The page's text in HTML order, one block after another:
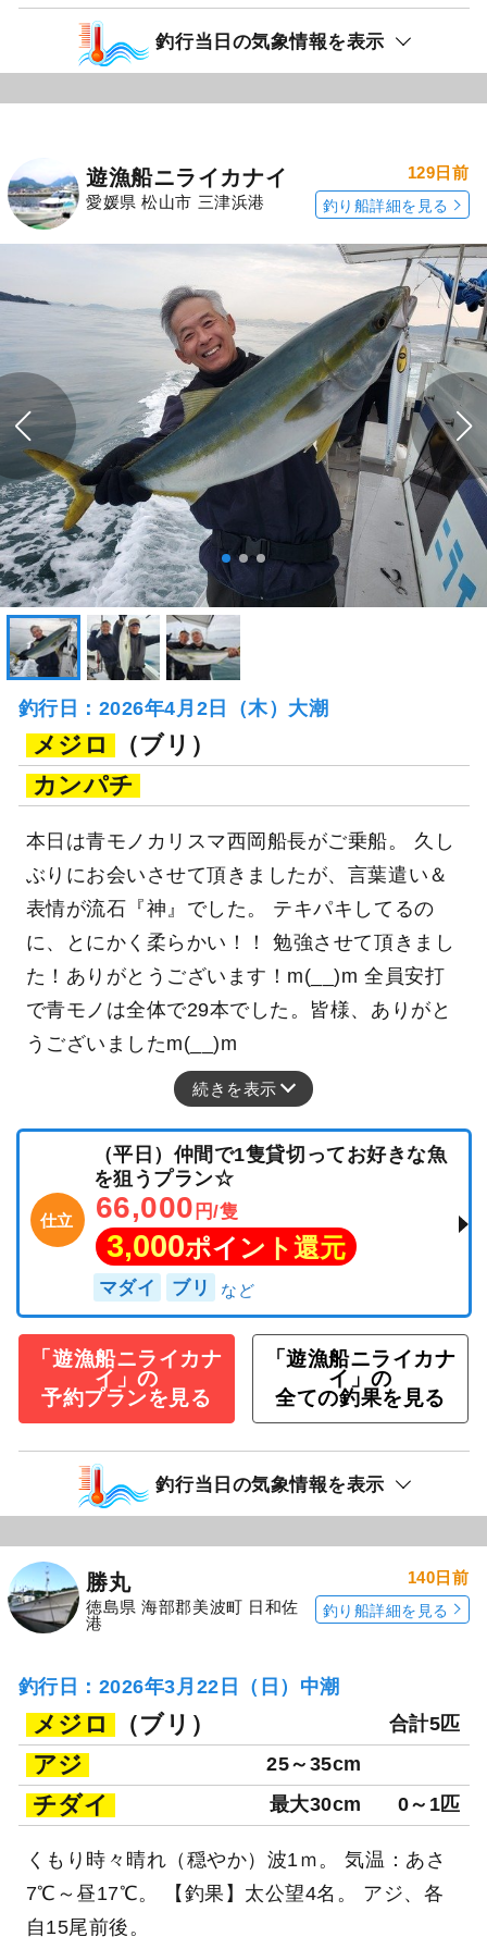
釣行当日の気象情報を表示
遊漁船ニライカナイ
愛媛県 松山市 三津浜港
129日前
釣り船詳細を見る
釣行日：2026年4月2日（木）大潮
メジロ
（ブリ）
カンパチ
本日は青モノカリスマ西岡船長がご乗船。 久し
ぶりにお会いさせて頂きましたが、言葉遣い＆
表情が流石『神』でした。 テキパキしてるの
に、とにかく柔らかい！！ 勉強させて頂きまし
た！ありがとうございます！m(__)m 全員安打
で青モノは全体で29本でした。皆様、ありがと
うございましたm(__)m
続きを表示
仕立
（平日）仲間で1隻貸切ってお好きな魚
を狙うプラン☆
66,000 円/隻
3,000ポイント還元
マダイ ブリ
「遊漁船ニライカナ
イ」の
予約プランを見る
「遊漁船ニライカナ
イ」の
全ての釣果を見る
釣行当日の気象情報を表示
勝丸
徳島県 海部郡美波町 日和佐
港
140日前
釣り船詳細を見る
釣行日：2026年3月22日（日）中潮
メジロ （ブリ） 合計5匹
アジ 25～35cm
チダイ 最大30cm 0～1匹
くもり時々晴れ（穏やか）波1ｍ。 気温：あさ
7℃～昼17℃。 【釣果】太公望4名。 アジ、各
自15尾前後。